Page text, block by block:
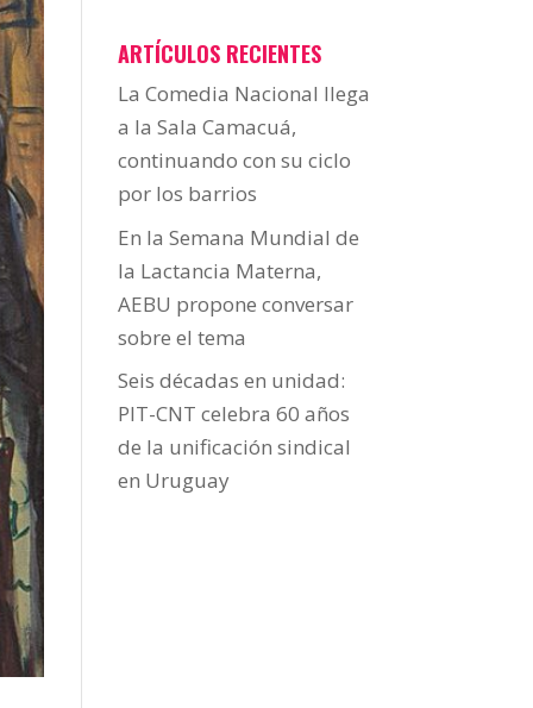
ARTÍCULOS RECIENTES
La Comedia Nacional llega
a la Sala Camacuá,
continuando con su ciclo
por los barrios
En la Semana Mundial de
la Lactancia Materna,
AEBU propone conversar
sobre el tema
Seis décadas en unidad:
PIT-CNT celebra 60 años
de la unificación sindical
en Uruguay